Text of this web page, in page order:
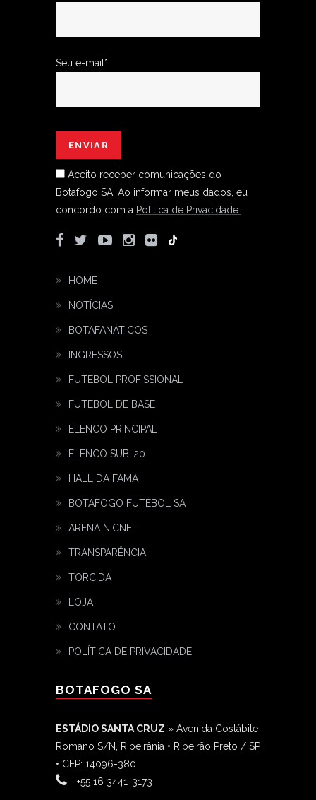
Seu e-mail*
Aceito receber comunicações do
Botafogo SA. Ao informar meus dados, eu
concordo com a Política de Privacidade.
HOME
NOTÍCIAS
BOTAFANÁTICOS
INGRESSOS
FUTEBOL PROFISSIONAL
FUTEBOL DE BASE
ELENCO PRINCIPAL
ELENCO SUB-20
HALL DA FAMA
BOTAFOGO FUTEBOL SA
ARENA NICNET
TRANSPARÊNCIA
TORCIDA
LOJA
CONTATO
POLÍTICA DE PRIVACIDADE
BOTAFOGO SA
ESTÁDIO SANTA CRUZ » Avenida Costábile
Romano S/N, Ribeirânia • Ribeirão Preto / SP
• CEP: 14096-380
‎+55 16 3441-3173